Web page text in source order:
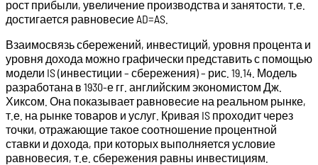
рост прибыли, увеличение производства и занятости, т.е.
достигается равновесие AD=AS.
Взаимосвязь сбережений, инвестиций, уровня процента и
уровня дохода можно графически представить с помощью
модели IS (инвестиции – сбережения) – рис. 19.14. Модель
разработана в 1930-е гг. английским экономистом Дж.
Хиксом. Она показывает равновесие на реальном рынке,
т.е. на рынке товаров и услуг. Кривая IS проходит через
точки, отражающие такое соотношение процентной
ставки и дохода, при которых выполняется условие
равновесия, т.е. сбережения равны инвестициям.